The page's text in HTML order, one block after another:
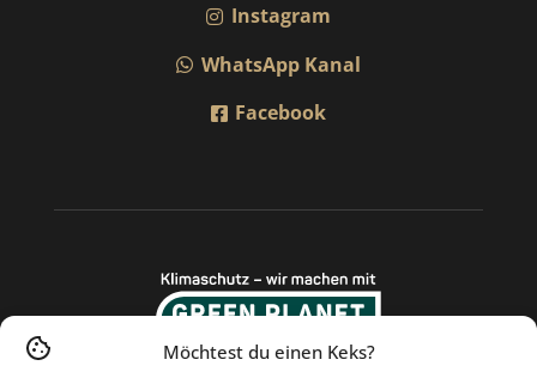
Möchtest du einen Keks?
Instagram
WhatsApp Kanal
Facebook